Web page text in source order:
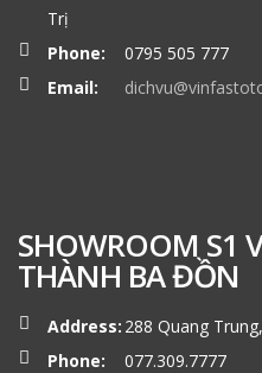
Trị
Phone:
0795 505 777
Email:
SHOWROOM S1
THÀNH BA ĐỒN
Address: 288 Quang
Phone:
077.309.7777